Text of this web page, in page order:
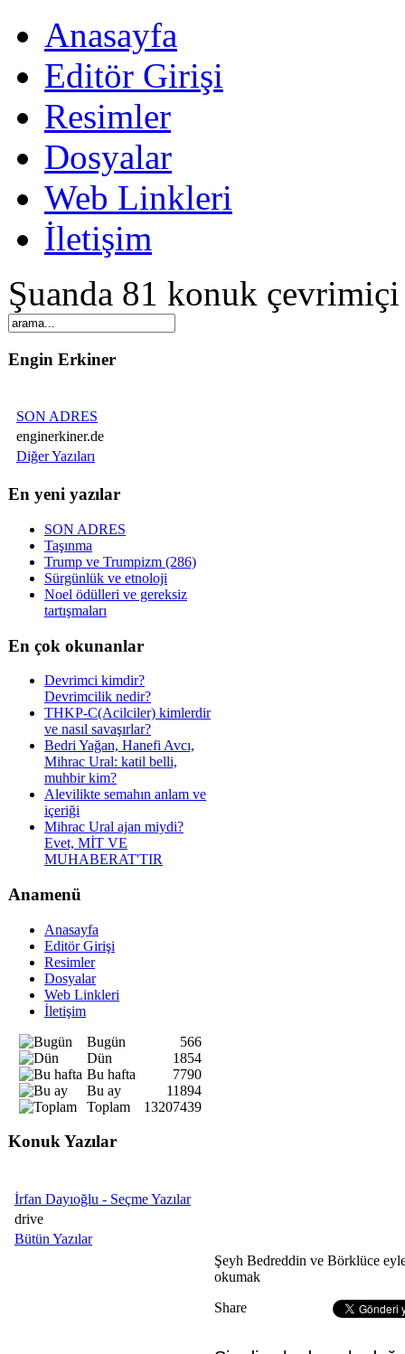
Anasayfa
Editör Girişi
Resimler
Dosyalar
Web Linkleri
İletişim
Şuanda 81 konuk çevrimiçi
Engin Erkiner
SON ADRES
enginerkiner.de
Diğer Yazıları
En yeni yazılar
SON ADRES
Taşınma
Trump ve Trumpizm (286)
Sürgünlük ve etnoloji
Noel ödülleri ve gereksiz
tartışmaları
En çok okunanlar
Devrimci kimdir?
Devrimcilik nedir?
THKP-C(Acilciler) kimlerdir
ve nasıl savaşırlar?
Bedri Yağan, Hanefi Avcı,
Mihrac Ural: katil belli,
muhbir kim?
Alevilikte semahın anlam ve
içeriği
Mihrac Ural ajan miydi?
Evet, MİT VE
MUHABERAT'TIR
Anamenü
Anasayfa
Editör Girişi
Resimler
Dosyalar
Web Linkleri
İletişim
Bugün
566
Dün
1854
Bu hafta
7790
Bu ay
11894
Toplam
13207439
Konuk Yazılar
İrfan Dayıoğlu - Seçme Yazılar
drive
Bütün Yazılar
Şeyh Bedreddin ve Börklüce
okumak
Share